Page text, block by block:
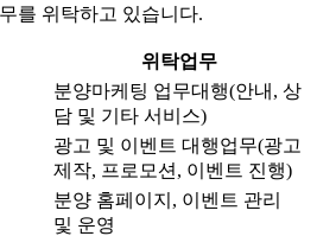
를 위탁하고 있습니다.
위탁업무
분양마케팅 업무대행(안내, 상
담 및 기타 서비스)
광고 및 이벤트 대행업무(광고
제작, 프로모션, 이벤트 진행)
분양 홈페이지, 이벤트 관리
및 운영